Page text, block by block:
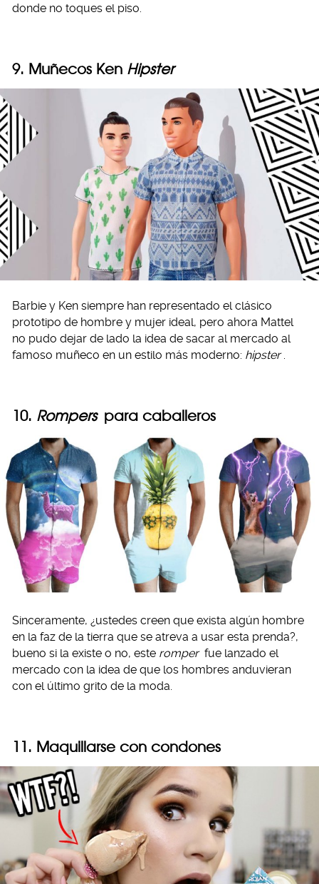
donde no toques el piso.
9. Muñecos Ken Hipster
Barbie y Ken siempre han representado el clásico
prototipo de hombre y mujer ideal, pero ahora Mattel
no pudo dejar de lado la idea de sacar al mercado al
famoso muñeco en un estilo más moderno: hipster .
10. Rompers para caballeros
Sinceramente, ¿ustedes creen que exista algún hombre
en la faz de la tierra que se atreva a usar esta prenda?,
bueno si la existe o no, este romper fue lanzado el
mercado con la idea de que los hombres anduvieran
con el último grito de la moda.
11. Maquillarse con condones